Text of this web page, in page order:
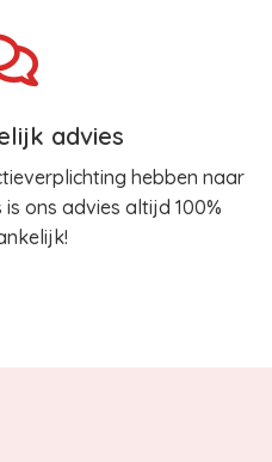
advies
hebben naar
ons advies altijd 100%